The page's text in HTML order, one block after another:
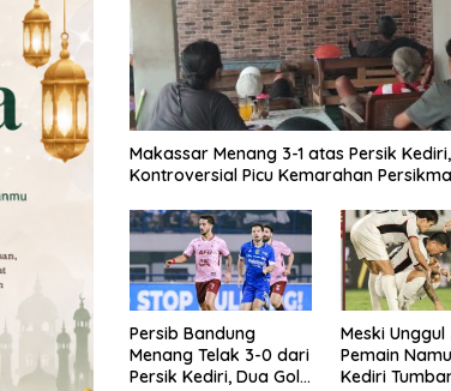
Makassar Menang 3-1 atas Persik
Kontroversial Picu Kemarahan
Persib Bandung
Menang Telak 3-0 dari
Persik Kediri, Dua Gol
Meski
Pemain
Kediri